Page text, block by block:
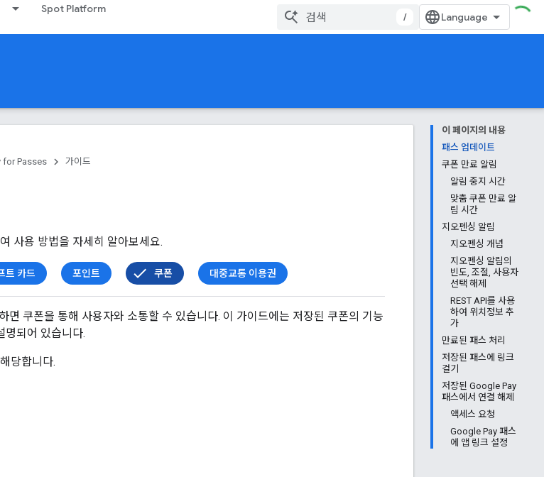
Spot Platform
/
이 페이지의 내용
패스 업데이트
쿠폰 만료 알림
알림 중지 시간
맞춤 쿠폰 만료 알
림 시간
지오펜싱 알림
지오펜싱 개념
지오펜싱 알림의
빈도, 조절, 사용자
선택 해제
REST API를 사용
하여 위치정보 추
가
만료된 패스 처리
저장된 패스에 링크
걸기
저장된 Google Pay
패스에서 연결 해제
액세스 요청
Google Pay 패스
에 앱 링크 설정
for Passes 가이드
사용 방법을 자세히 알아보세요.
트 카드 포인트 쿠폰 대중교통 이용권
쿠폰을 통해 사용자와 소통할 수 있습니다. 이 가이드에는 저장된 쿠폰의 기능
명되어 있습니다.
당합니다.